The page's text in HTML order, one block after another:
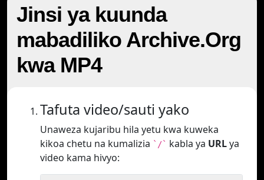
Jinsi ya kuunda
mabadiliko Archive.Org
kwa MP4
Tafuta video/sauti yako
Unaweza kujaribu hila yetu kwa kuweka
kikoa chetu na kumalizia `/` kabla ya URLya
video kama hivyo: